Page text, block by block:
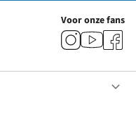
Voor onze fans